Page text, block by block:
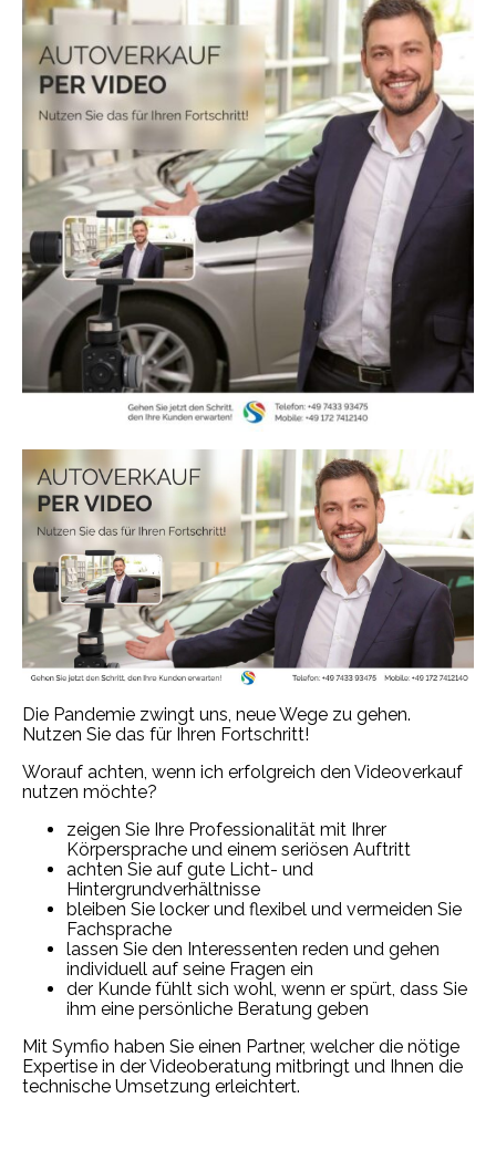
Die Pandemie zwingt uns, neue Wege zu gehen.
Nutzen Sie das für Ihren Fortschritt!
Worauf achten, wenn ich erfolgreich den Videoverkauf
nutzen möchte?
zeigen Sie Ihre Professionalität mit Ihrer
Körpersprache und einem seriösen Auftritt
achten Sie auf gute Licht- und
Hintergrundverhältnisse
bleiben Sie locker und flexibel und vermeiden Sie
Fachsprache
lassen Sie den Interessenten reden und gehen
individuell auf seine Fragen ein
der Kunde fühlt sich wohl, wenn er spürt, dass Sie
ihm eine persönliche Beratung geben
Mit Symfio haben Sie einen Partner, welcher die nötige
Expertise in der Videoberatung mitbringt und Ihnen die
technische Umsetzung erleichtert.